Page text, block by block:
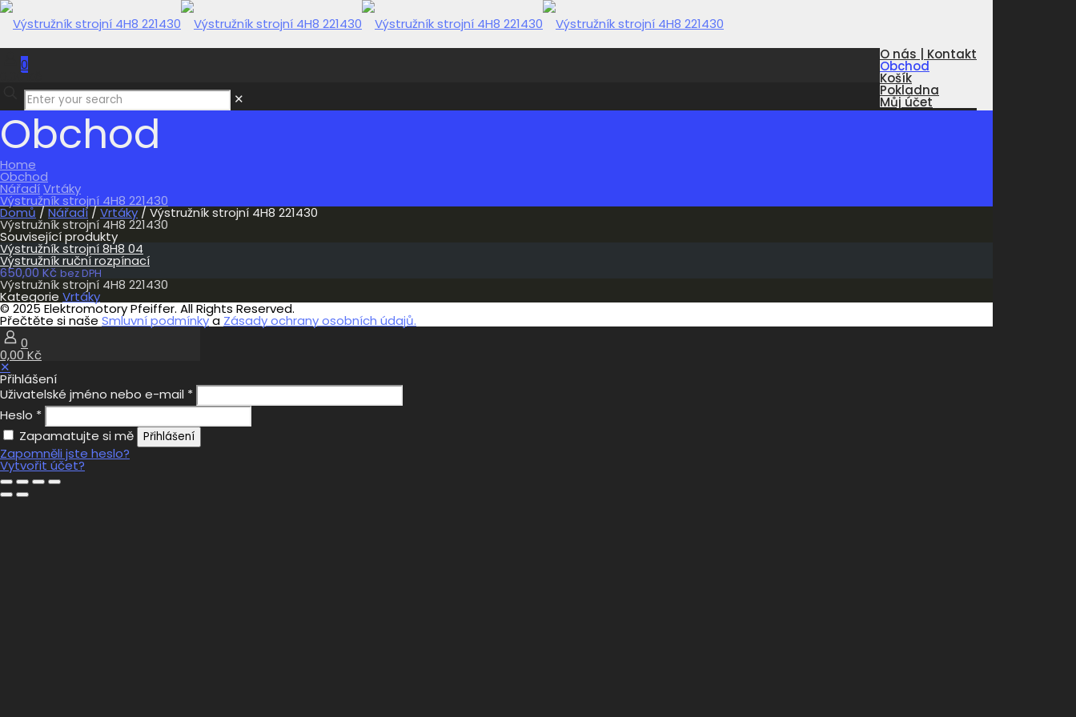
O nás | Kontakt
Obchod
Košík
Pokladna
Můj účet
0
0,00 Kč
✕
Obchod
Home
Obchod
NářadíVrtáky
Výstružník strojní 4H8 221430
Domů / Nářadí / Vrtáky / Výstružník strojní 4H8 221430
Výstružník strojní 4H8 221430
Související produkty
Výstružník strojní 8H8 04
Výstružník ruční rozpínací
650,00 Kč bez DPH
Výstružník strojní 4H8 221430
Kategorie Vrtáky
© 2025 Elektromotory Pfeiffer. All Rights Reserved.
Přečtěte si naše Smluvní podmínkya Zásady ochrany osobních údajů.
0
0,00 Kč
✕
Přihlášení
Uživatelské jméno nebo e-mail *
Heslo *
Zapamatujte si mě
Přihlášení
Zapomněli jste heslo?
Vytvořit účet?